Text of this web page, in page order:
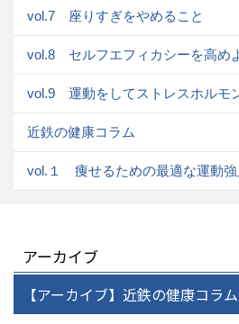
vol.7 座りすぎをやめること
vol.8 セルフエフィカシーを高め
vol.9 運動をしてストレスホルモ
近鉄の健康コラム
vol.１ 痩せるための最適な運動
アーカイブ
【アーカイブ】近鉄の健康コラ